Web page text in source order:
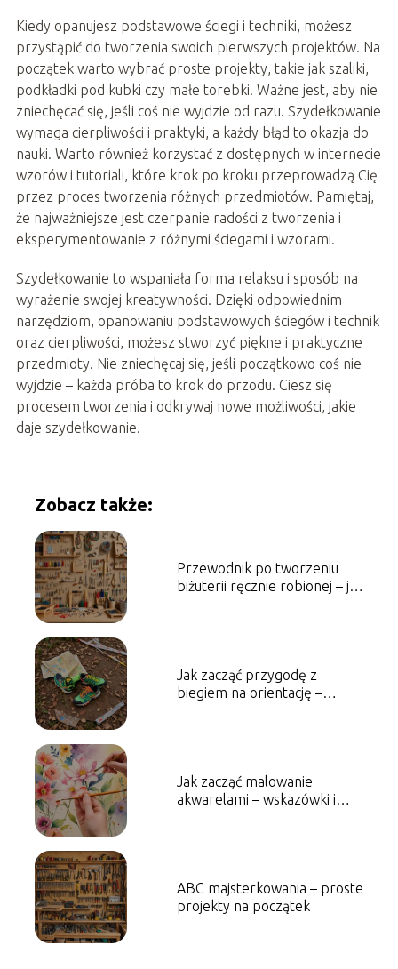
Kiedy opanujesz podstawowe ściegi i techniki, możesz
przystąpić do tworzenia swoich pierwszych projektów. Na
początek warto wybrać proste projekty, takie jak szaliki,
podkładki pod kubki czy małe torebki. Ważne jest, aby nie
zniechęcać się, jeśli coś nie wyjdzie od razu. Szydełkowanie
wymaga cierpliwości i praktyki, a każdy błąd to okazja do
nauki. Warto również korzystać z dostępnych w internecie
wzorów i tutoriali, które krok po kroku przeprowadzą Cię
przez proces tworzenia różnych przedmiotów. Pamiętaj,
że najważniejsze jest czerpanie radości z tworzenia i
eksperymentowanie z różnymi ściegami i wzorami.
Szydełkowanie to wspaniała forma relaksu i sposób na
wyrażenie swojej kreatywności. Dzięki odpowiednim
narzędziom, opanowaniu podstawowych ściegów i technik
oraz cierpliwości, możesz stworzyć piękne i praktyczne
przedmioty. Nie zniechęcaj się, jeśli początkowo coś nie
wyjdzie – każda próba to krok do przodu. Ciesz się
procesem tworzenia i odkrywaj nowe możliwości, jakie
daje szydełkowanie.
Zobacz także:
Przewodnik po tworzeniu
biżuterii ręcznie robionej – jak
Jak zacząć przygodę z
biegiem na orientację –
Jak zacząć malowanie
akwarelami – wskazówki i
ABC majsterkowania – proste
projekty na początek